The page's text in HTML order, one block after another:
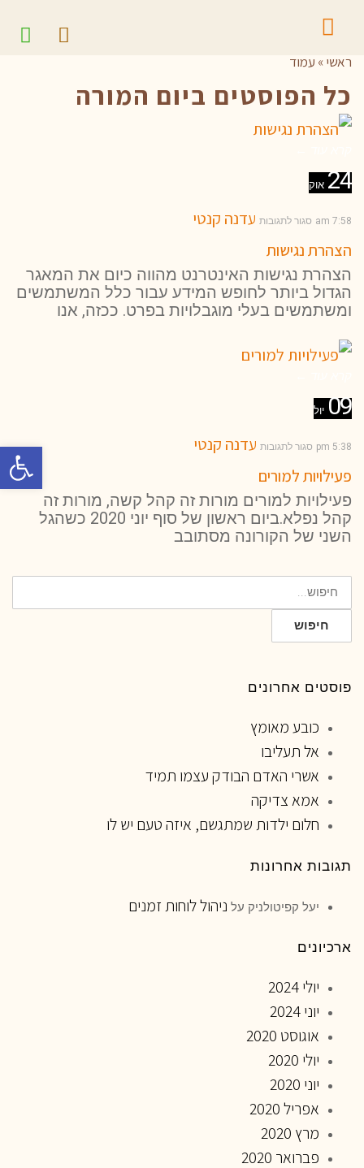
ראשי» עמוד
כל הפוסטים ביום המורה
24 אוק
7:58 am סגור לתגובות עדנה קנטי
הצהרת נגישות
הצהרת נגישות האינטרנט מהווה כיום את המאגר
הגדול ביותר לחופש המידע עבור כלל המשתמשים
ומשתמשים בעלי מוגבלויות בפרט. ככזה, אנו
09 יול
5:38 pm סגור לתגובות עדנה קנטי
פעילויות למורים
פעילויות למורים מורות זה קהל קשה, מורות זה
קהל נפלא.ביום ראשון של סוף יוני 2020 כשהגל
השני של הקורונה מסתובב
חיפוש
עבור:
חיפוש
פוסטים אחרונים
כובע מאומץ
אל תעליבו
אשרי האדם הבודק עצמו תמיד
אמא צדיקה
חלום ילדות שמתגשם, איזה טעם יש לו
תגובות אחרונות
יעל קפיטולניק על ניהול לוחות זמנים
ארכיונים
יולי 2024
יוני 2024
אוגוסט 2020
יולי 2020
יוני 2020
אפריל 2020
מרץ 2020
פברואר 2020
פתח